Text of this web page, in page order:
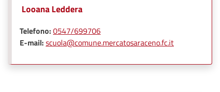
Looana Leddera
Telefono:0547/699706
E-mail:scuola@comune.mercatosaraceno.fc.it